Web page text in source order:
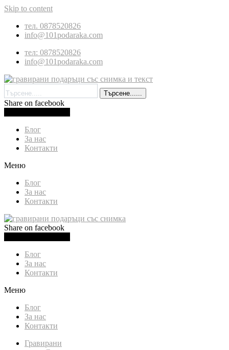
Skip to content
тел. 0878520826
info@101podaraka.com
тел: 0878520826
info@101podaraka.com
Търсене......
Share on facebook
Блог
За нас
Контакти
Меню
Блог
За нас
Контакти
Share on facebook
Блог
За нас
Контакти
Меню
Блог
За нас
Контакти
Гравирани